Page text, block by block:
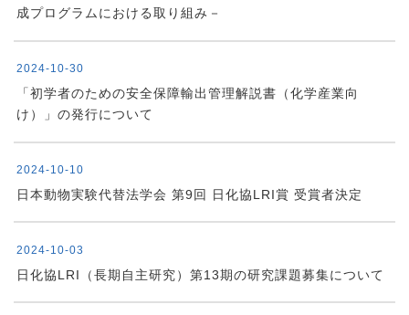
成プログラムにおける取り組み－
2024-10-30
「初学者のための安全保障輸出管理解説書（化学産業向
け）」の発行について
2024-10-10
日本動物実験代替法学会 第9回 日化協LRI賞 受賞者決定
2024-10-03
日化協LRI（長期自主研究）第13期の研究課題募集について